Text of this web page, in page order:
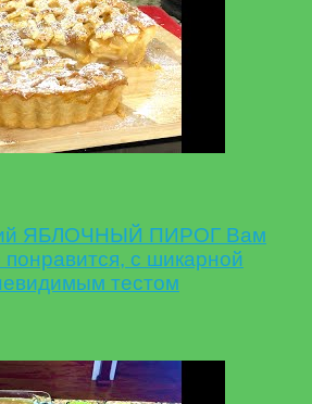
ЯБЛОЧНЫЙ ПИРОГ Вам
понравится, с шикарной
тестом